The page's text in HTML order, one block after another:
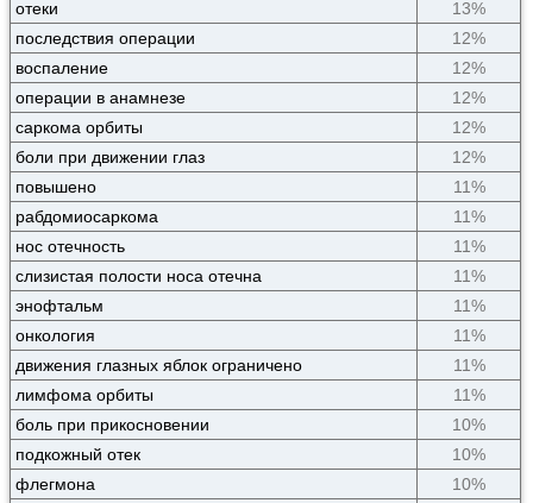
отеки
13%
последствия операции
12%
воспаление
12%
операции в анамнезе
12%
саркома орбиты
12%
боли при движении глаз
12%
повышено
11%
рабдомиосаркома
11%
нос отечность
11%
слизистая полости носа отечна
11%
энофтальм
11%
онкология
11%
движения глазных яблок ограничено
11%
лимфома орбиты
11%
боль при прикосновении
10%
подкожный отек
10%
флегмона
10%